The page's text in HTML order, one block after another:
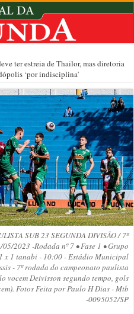
ter estreia de Thailor, mas diretoria
‘por indisciplina’
SUB 23 SEGUNDA DIVISÃO / 7º
2023 -Rodada nº 7 • Fase 1 • Grupo
x 1 tanabi - 10:00 - Estádio Municipal
- 7º rodada do campeonato paulista
vocem Deivisson segundo tempo, gols
Fotos Feita por Paulo H Dias - Mtb
-0095052/SP